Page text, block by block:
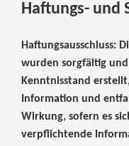
Haftungs- und
Haftungsausschluss:
wurden sorgfältig
Kenntnisstand
Information und
Wirkung, sofern es
verpflichtende